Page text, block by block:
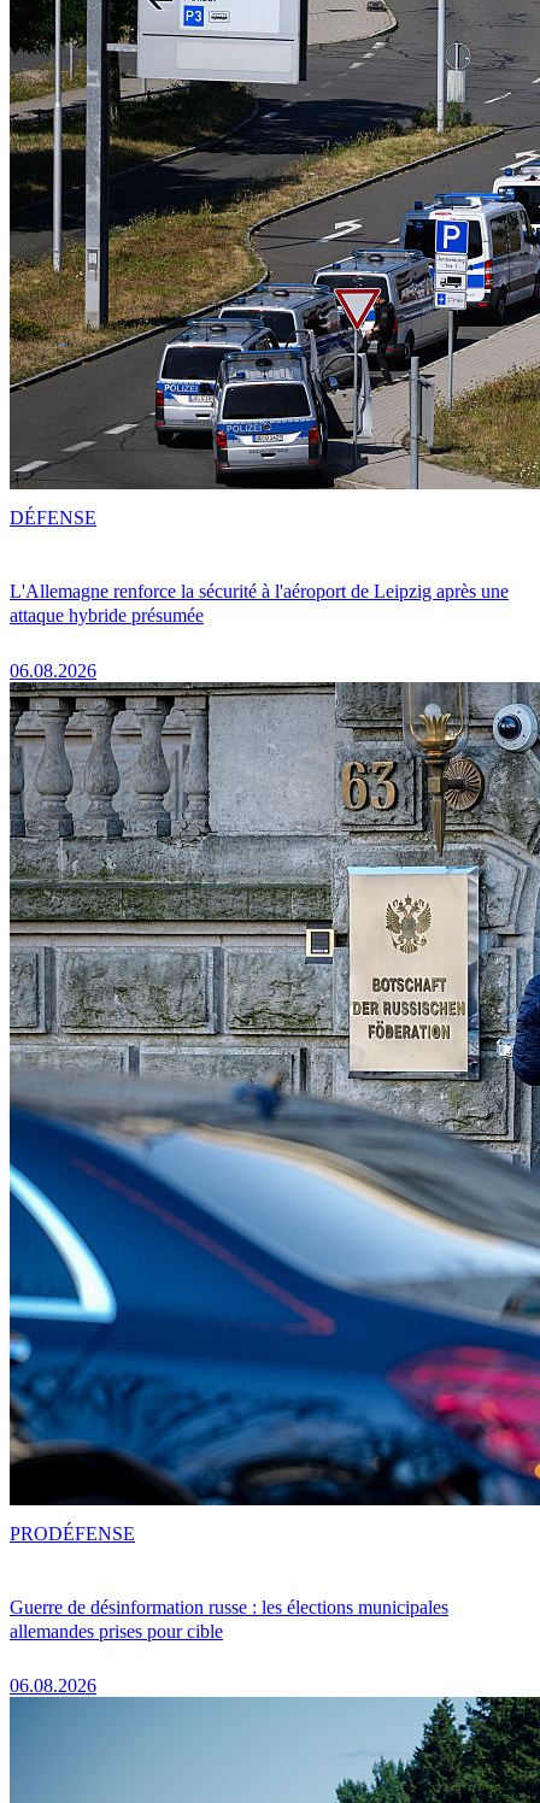
L'Allemagne renforce la sécurité à l'aéroport de Leipzig après une
attaque hybride présumée
06.08.2026
DÉFENSE
Guerre de désinformation russe : les élections municipales
allemandes prises pour cible
06.08.2026
PRODÉFENSE